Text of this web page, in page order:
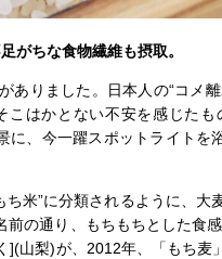
がちな食物繊維も摂取。
りました。日本人の“コメ
はかとない不安を感じたも
に、今一躍スポットライトを
米”に分類されるように、大
の通り、もちもちとした食
](山梨)が、2012年、「もち麦